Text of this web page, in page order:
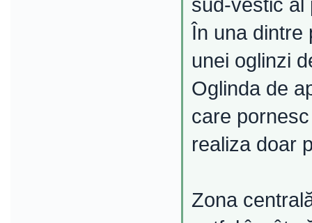
sud-vestic al
În una dintre
unei oglinzi
Oglinda de
care
realiza doar
Zona